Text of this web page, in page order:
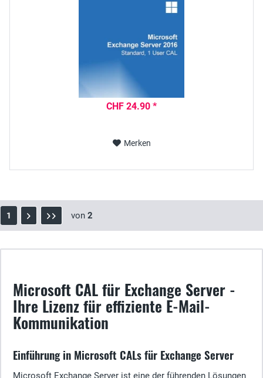
CHF 24.90 *
Merken
1 von 2
Microsoft CAL für Exchange Server -
Ihre Lizenz für effiziente E-Mail-
Kommunikation
Einführung in Microsoft CALs für Exchange Server
Microsoft Exchange Server ist eine der führenden Lösungen